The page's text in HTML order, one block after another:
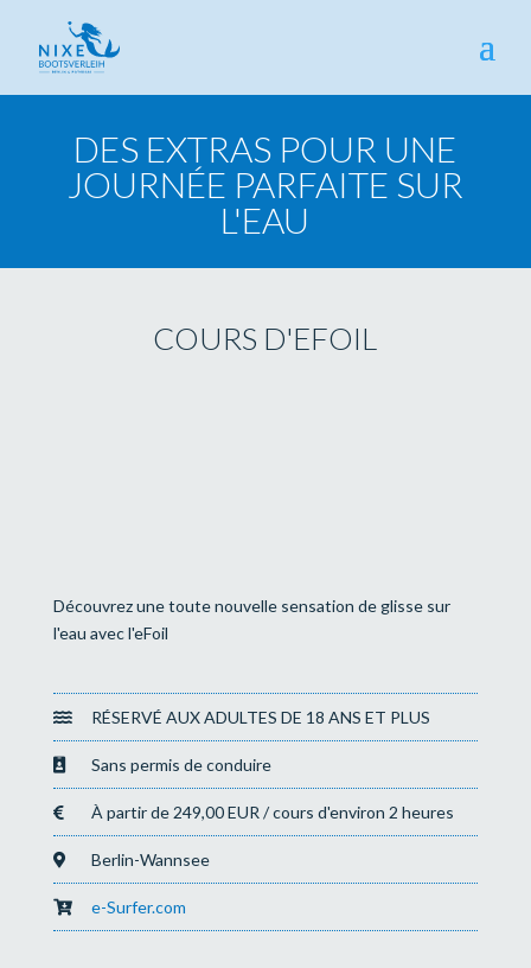
DES EXTRAS POUR UNE
JOURNÉE PARFAITE SUR
L'EAU
COURS D'EFOIL
Découvrez une toute nouvelle sensation de glisse sur
l'eau avec l'eFoil
RÉSERVÉ AUX ADULTES DE 18 ANS ET PLUS
Sans permis de conduire
À partir de 249,00 EUR / cours d'environ 2 heures
Berlin-Wannsee
e-Surfer.com